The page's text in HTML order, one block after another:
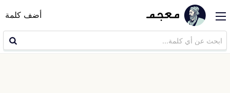
أضف كلمة